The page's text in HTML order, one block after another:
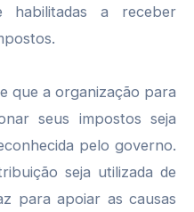
habilitadas a receber
que a organização para
seus impostos seja
pelo governo.
seja utilizada de
para apoiar as causas